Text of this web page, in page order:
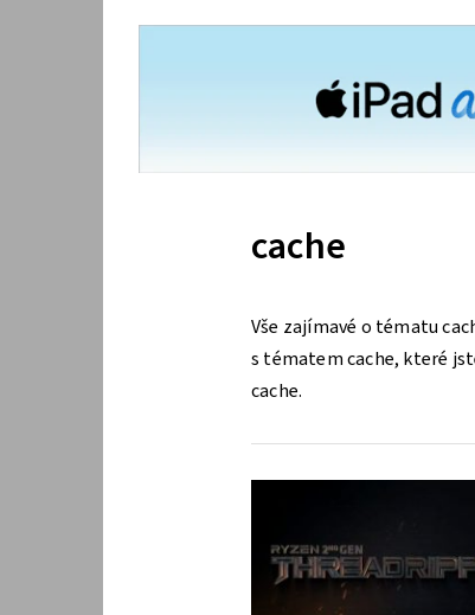
cache
Vše zajímavé o tématu
s tématem cache, které
cache.